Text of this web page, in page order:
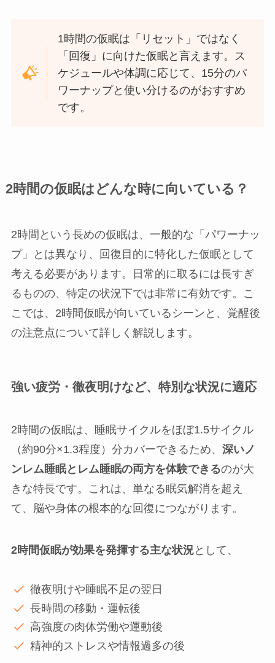
1時間の仮眠は「リセット」ではなく
「回復」に向けた仮眠と言えます。ス
ケジュールや体調に応じて、15分のパ
ワーナップと使い分けるのがおすすめ
です。
2時間の仮眠はどんな時に向いている？
2時間という長めの仮眠は、一般的な「パワーナッ
プ」とは異なり、回復目的に特化した仮眠として
考える必要があります。日常的に取るには長すぎ
るものの、特定の状況下では非常に有効です。こ
こでは、2時間仮眠が向いているシーンと、覚醒後
の注意点について詳しく解説します。
強い疲労・徹夜明けなど、特別な状況に適応
2時間の仮眠は、睡眠サイクルをほぼ1.5サイクル
（約90分×1.3程度）分カバーできるため、 深いノ
ンレム睡眠とレム睡眠の両方を体験できるのが大
きな特長です。これは、単なる眠気解消を超え
て、脳や身体の根本的な回復につながります。
2時間仮眠が効果を発揮する主な状況として、
徹夜明けや睡眠不足の翌日
長時間の移動・運転後
高強度の肉体労働や運動後
精神的ストレスや情報過多の後